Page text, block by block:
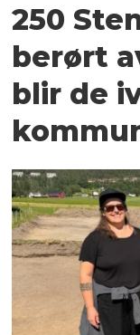
250
berørt
blir de